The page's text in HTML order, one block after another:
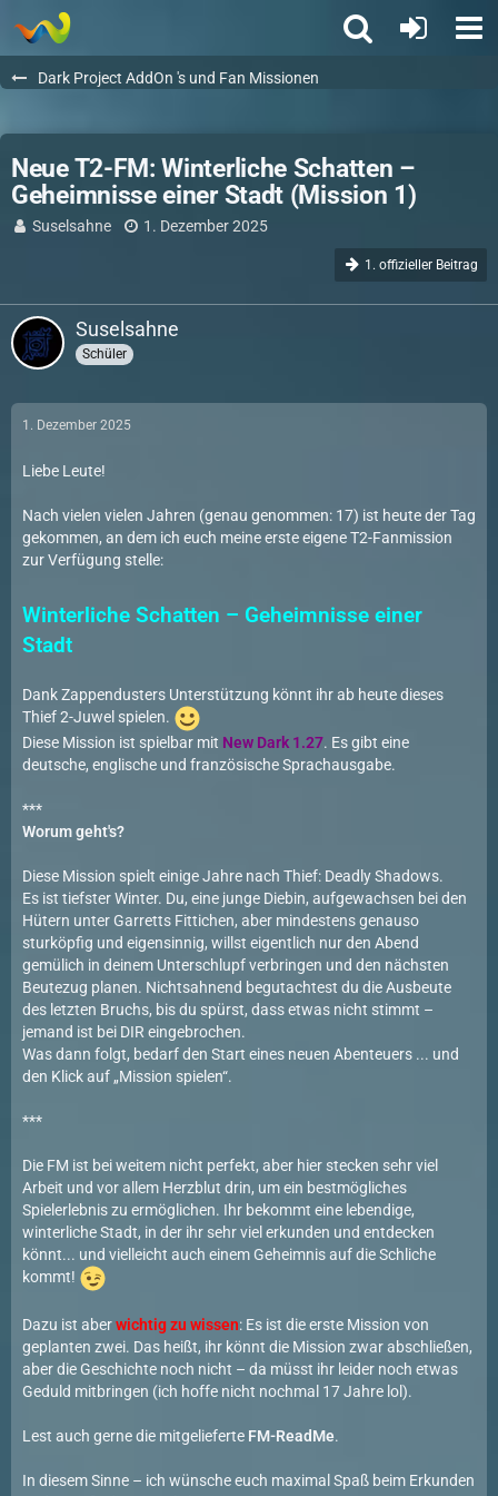
Dark Project AddOn 's und Fan Missionen
Neue T2-FM: Winterliche Schatten –
Geheimnisse einer Stadt (Mission 1)
Suselsahne 1. Dezember 2025
1. offizieller Beitrag
Suselsahne
Schüler
1. Dezember 2025
Liebe Leute!
Nach vielen vielen Jahren (genau genommen: 17) ist heute der Tag
gekommen, an dem ich euch meine erste eigene T2-Fanmission
zur Verfügung stelle:
Winterliche Schatten – Geheimnisse einer
Stadt
Dank Zappendusters Unterstützung könnt ihr ab heute dieses
Thief 2-Juwel spielen.
Diese Mission ist spielbar mit New Dark 1.27. Es gibt eine
deutsche, englische und französische Sprachausgabe.
***
Worum geht's?
Diese Mission spielt einige Jahre nach Thief: Deadly Shadows.
Es ist tiefster Winter. Du, eine junge Diebin, aufgewachsen bei den
Hütern unter Garretts Fittichen, aber mindestens genauso
sturköpfig und eigensinnig, willst eigentlich nur den Abend
gemülich in deinem Unterschlupf verbringen und den nächsten
Beutezug planen. Nichtsahnend begutachtest du die Ausbeute
des letzten Bruchs, bis du spürst, dass etwas nicht stimmt –
jemand ist bei DIR eingebrochen.
Was dann folgt, bedarf den Start eines neuen Abenteuers ... und
den Klick auf „Mission spielen“.
***
Die FM ist bei weitem nicht perfekt, aber hier stecken sehr viel
Arbeit und vor allem Herzblut drin, um ein bestmögliches
Spielerlebnis zu ermöglichen. Ihr bekommt eine lebendige,
winterliche Stadt, in der ihr sehr viel erkunden und entdecken
könnt... und vielleicht auch einem Geheimnis auf die Schliche
kommt!
Dazu ist aberwichtig zu wissen: Es ist die erste Mission von
geplanten zwei. Das heißt, ihr könnt die Mission zwar abschließen,
aber die Geschichte noch nicht – da müsst ihr leider noch etwas
Geduld mitbringen (ich hoffe nicht nochmal 17 Jahre lol).
Lest auch gerne die mitgelieferte FM-ReadMe.
In diesem Sinne – ich wünsche euch maximal Spaß beim Erkunden